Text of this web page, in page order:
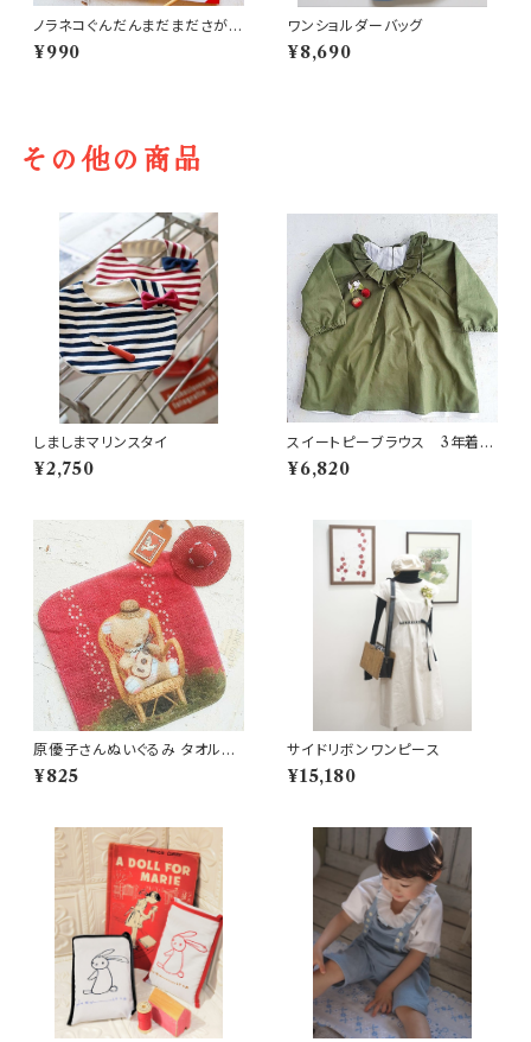
ノラネコぐんだんまだまださがし
えブック
¥990
ワンショルダーバッグ
¥8,690
その他の商品
しましまマリンスタイ
¥2,750
スイートピーブラウス 3年着ら
れる子供服
¥6,820
原優子さんぬいぐるみ タオルハ
ンカチ
¥825
サイドリボンワンピース
¥15,180